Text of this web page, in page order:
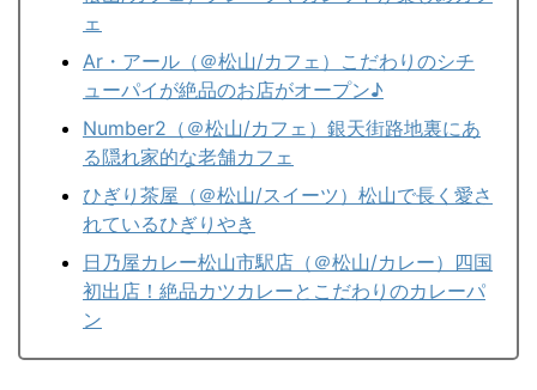
ェ
Ar・アール（＠松山/カフェ）こだわりのシチ
ューパイが絶品のお店がオープン♪
Number2（＠松山/カフェ）銀天街路地裏にあ
る隠れ家的な老舗カフェ
ひぎり茶屋（＠松山/スイーツ）松山で長く愛さ
れているひぎりやき
日乃屋カレー松山市駅店（＠松山/カレー）四国
初出店！絶品カツカレーとこだわりのカレーパ
ン